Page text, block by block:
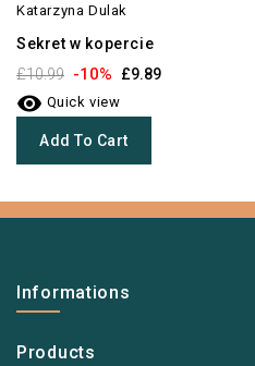
Katarzyna Dulak
Sekret w kopercie
£10.99 -10% £9.89
 Quick view
Add To Cart
Informations
Products